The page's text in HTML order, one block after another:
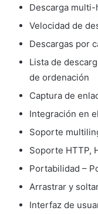
Descarga multi-
Velocidad de
Descargas por
Lista de
de ordenación
Captura de
Integración en
Soporte
Soporte HTTP,
Portabilidad –
Arrastrar y
Interfaz de